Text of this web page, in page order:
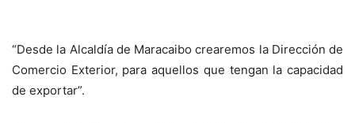
“Desde la Alcaldía de Maracaibo crearemos la Dirección de
Comercio Exterior, para aquellos que tengan la capacidad
de exportar”.